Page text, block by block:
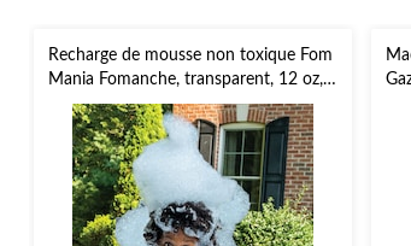
Recharge de mousse non toxique Fom
Mania Fomanche, transparent, 12 oz, 5
ans et plus, pour activités
estivales/d'extérieur